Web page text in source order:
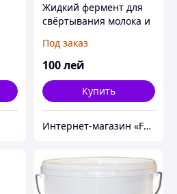
Жидкий фермент для
свёртывания молока и
Супер Майя-Ренин (88
мл)
Под заказ
100лей
Купить
Интернет-магазин «FastShop»